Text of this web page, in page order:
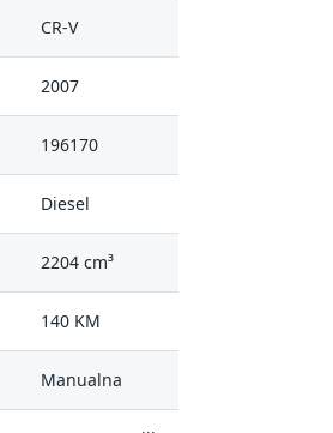
CR-V
2007
196170
Diesel
2204 cm³
140 KM
Manualna